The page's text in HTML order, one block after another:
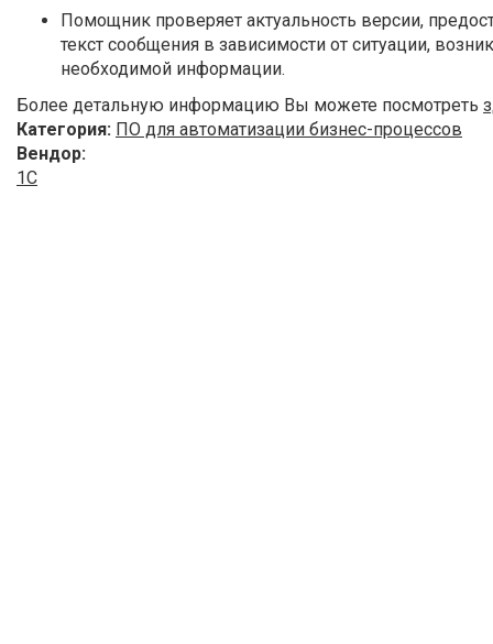
Помощник проверяет актуальность версии,
текст сообщения в зависимости от ситуации,
необходимой информации.
Более детальную информацию Вы можете посмотреть
Категория: ПО для автоматизации бизнес-процессов
Вендор:
1С